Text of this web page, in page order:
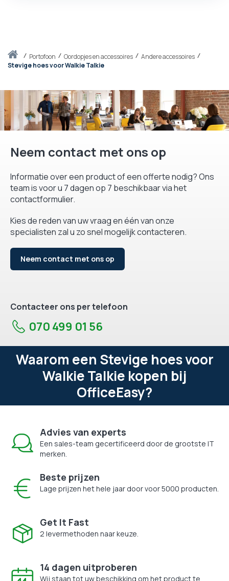
Thuisportofoon Oordopjes en accessoires
Andere accessoires
Stevige hoes voor Walkie Talkie
Neem contact met ons op
Informatie over een product of een offerte nodig? Ons
team is voor u 7 dagen op 7 beschikbaar via het
contactformulier.
Kies de reden van uw vraag en één van onze
specialisten zal u zo snel mogelijk contacteren.
Neem contact met ons op
Contacteer ons per telefoon
070 499 01 56
Waarom een Stevige hoes voor
Walkie Talkie kopen bij
OfficeEasy?
Advies van experts
Een sales-team gecertificeerd door de grootste IT
merken.
Beste prijzen
Lage prijzen het hele jaar door voor 5000 producten.
Get It Fast
2 levermethoden naar keuze.
14 dagen uitproberen
Wij staan tot uw beschikking om het product te